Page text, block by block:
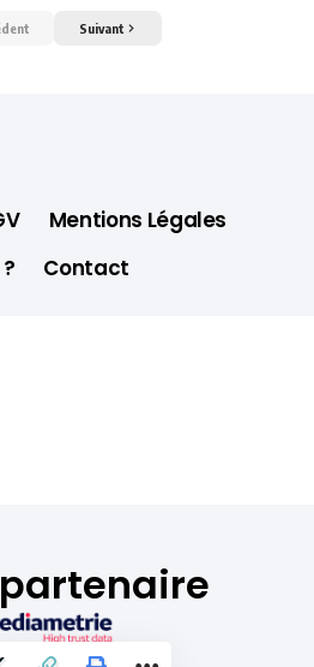
Suivant
Mentions Légales
Contact